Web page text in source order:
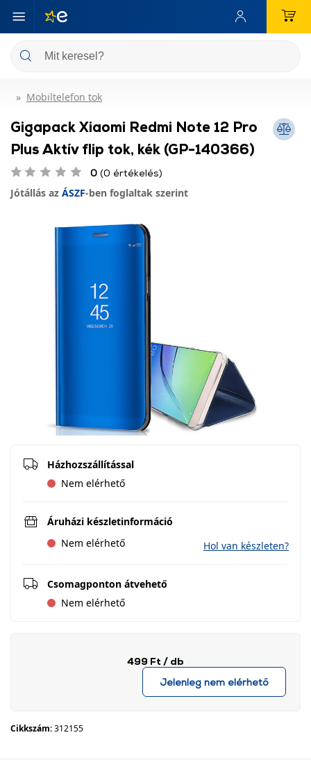
Mobiltelefon tok
Gigapack Xiaomi Redmi Note 12 Pro
Plus Aktív flip tok, kék (GP-140366)
0 (0 értékelés)
Jótállás az ÁSZF-ben foglaltak szerint
Házhozszállítással
Nem elérhető
Áruházi készletinformáció
Nem elérhető
Hol van készleten?
Csomagponton átvehető
Nem elérhető
499 Ft / db
Jelenleg nem elérhető
Cikkszám:312155